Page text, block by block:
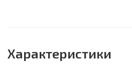
Характеристики